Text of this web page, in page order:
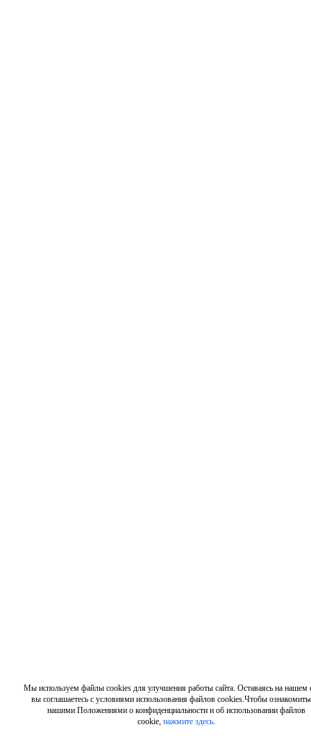
Мы используем файлы cookies для улучшения работы сайта. Оставаясь на нашем
вы соглашаетесь с условиями использования файлов cookies.Чтобы
нашими Положениями о конфиденциальности и об использовании файлов
cookie, нажмите здесь.